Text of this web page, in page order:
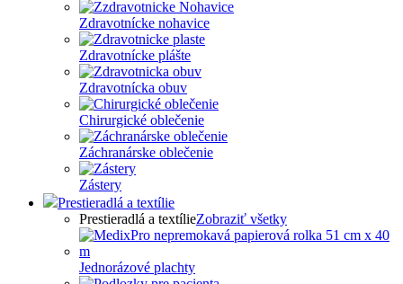
Zdravotnícke nohavice
Zdravotnícke plášte
Zdravotnícka obuv
Chirurgické oblečenie
Záchranárske oblečenie
Zástery
Prestieradlá a textílie
Prestieradlá a textílieZobraziť všetky
Jednorázové plachty